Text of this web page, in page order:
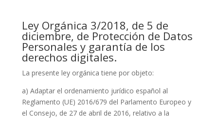
Ley Orgánica 3/2018, de 5 de
diciembre, de Protección de Datos
Personales y garantía de los
derechos digitales.
La presente ley orgánica tiene por objeto:
a) Adaptar el ordenamiento jurídico español al
Reglamento (UE) 2016/679 del Parlamento Europeo y
el Consejo, de 27 de abril de 2016, relativo a la